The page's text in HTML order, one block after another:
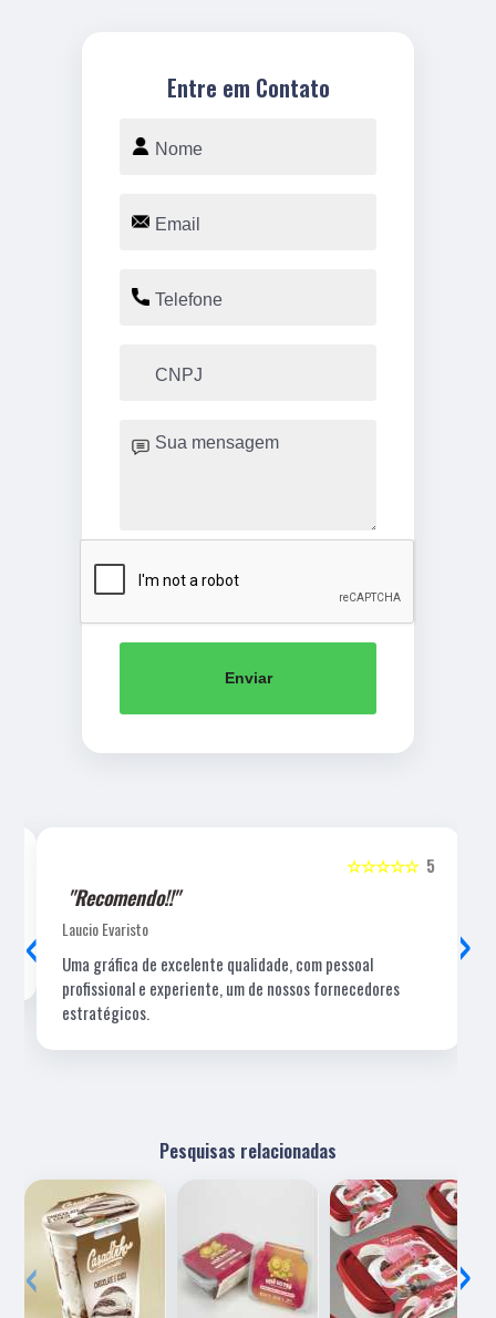
Entre em Contato
Enviar
5
☆☆☆☆☆
"Recomendo!!"
Laucio Evaristo
Uma gráfica de excelente qualidade, com pessoal
profissional e experiente, um de nossos fornecedores
estratégicos.
‹ ›
Pesquisas relacionadas
‹ ›